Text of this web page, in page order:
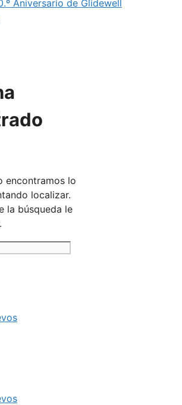
Aniversario de Glidewell
encontramos lo
localizar.
la búsqueda le